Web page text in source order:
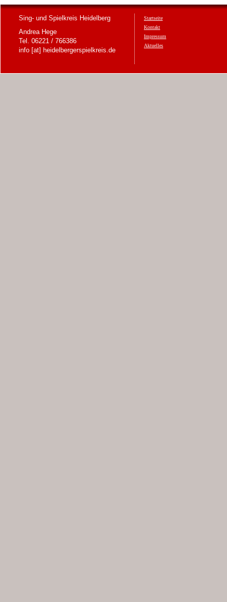
Sing- und Spielkreis Heidelberg
Andrea Hege
Tel. 06221 / 766386
info [at] heidelbergerspielkreis.de
Startseite
Kontakt
Impressum
Aktuelles